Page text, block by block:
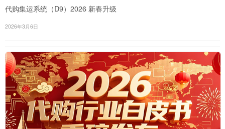
代购集运系统（D9）2026 新春升级
2026年3月6日